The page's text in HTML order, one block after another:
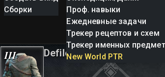
Сборки
Проф. навыки
Ежедневные задачи
Трекер рецептов и схем
Трекер именных
New World PTR
III Defiled Leather Coat